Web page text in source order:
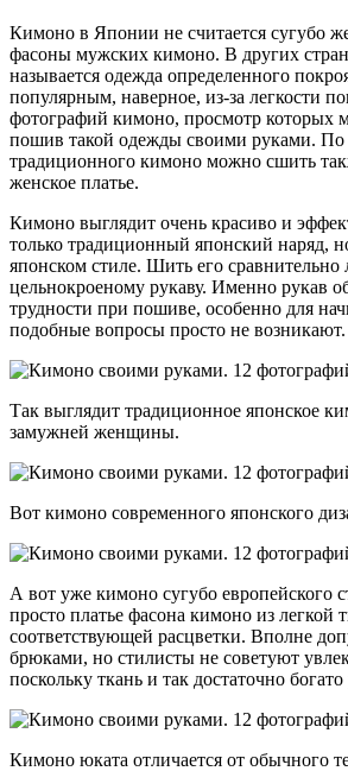
Кимоно в Японии не считается сугубо
фасоны мужских кимоно. В других
называется одежда определенного
популярным, наверное, из-за легкости
фотографий кимоно, просмотр которых
пошив такой одежды своими руками. По
традиционного кимоно можно сшить
женское платье.
Кимоно выглядит очень красиво и
только традиционный японский наряд,
японском стиле. Шить его сравнительно
цельнокроеному рукаву. Именно рукав
трудности при пошиве, особенно для
подобные вопросы просто не возникают.
Так выглядит традиционное японское
замужней женщины.
Вот кимоно современного японского
А вот уже кимоно сугубо европейского
просто платье фасона кимоно из легкой
соответствующей расцветки. Вполне
брюками, но стилисты не советуют
поскольку ткань и так достаточно
Кимоно юката отличается от обычного